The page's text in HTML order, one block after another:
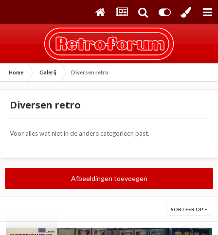
Home Galerij Diversen retro
Diversen retro
Voor alles wat niet in de andere categorieën past.
Afbeeldingen toevoegen
SORTEER OP